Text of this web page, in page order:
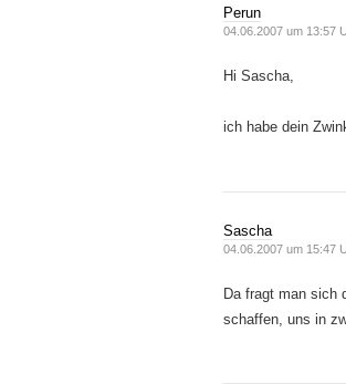
Perun
04.06.2007 um 13:57
Hi Sascha,
ich habe dein
Sascha
04.06.2007 um 15:47
Da fragt man sich
schaffen, uns in